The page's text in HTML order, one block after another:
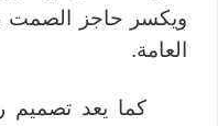
ويكسر حاجز الصمت
العامة.
كما يعد تصميم